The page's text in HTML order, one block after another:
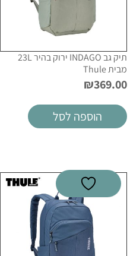
תיק גב INDAGO ירוק בהיר 23L
מבית Thule
₪369.00
הוספה לסל